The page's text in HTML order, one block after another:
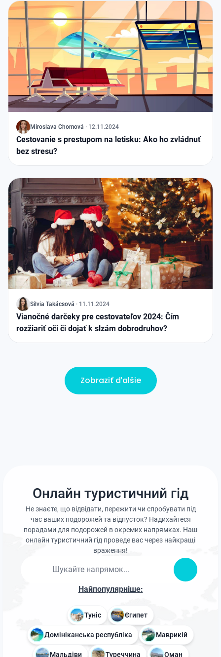
J Miroslava Chomová · 12.11.2024
Cestovanie s prestupom na letisku: Ako ho zvládnuť
bez stresu?
J Silvia Takácsová · 11.11.2024
Vianočné darčeky pre cestovateľov 2024: Čím
rozžiariť oči či dojať k slzám dobrodruhov?
Zobraziť ďalšie
Онлайн туристичний гід
Не знаєте, що відвідати, пережити чи спробувати під
час ваших подорожей та відпусток? Надихайтеся
порадами для подорожей в окремих напрямках. Наш
онлайн туристичний гід проведе вас через найкращі
враження!
Найпопулярніше:
Туніс Єгипет
Домініканська республіка Маврикій
Мальдіви Туреччина Оман